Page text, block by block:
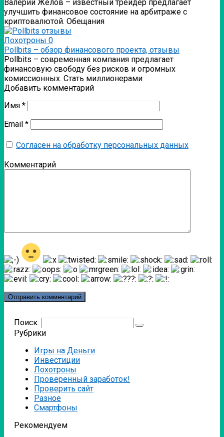
Валерий Желов – известный трейдер предлагает
улучшить финансовое состояние на арбитраже с
криптовалютой. Обещания
Лохотроны 0
Pollbits – обзор финансового проекта, отзывы
Pollbits – современная компания предлагает
финансовую свободу без рисков и огромных
комиссионных. Стать миллионерами
Добавить комментарий
Имя *
Email *
Согласен на обработку персональных данных
Комментарий
Поиск:
Рубрики
Игры на Деньги
Инвестиции
Лохотроны
Проверенный заработок!
Проверить сайт
Разное
Смартфоны
Рекомендуем